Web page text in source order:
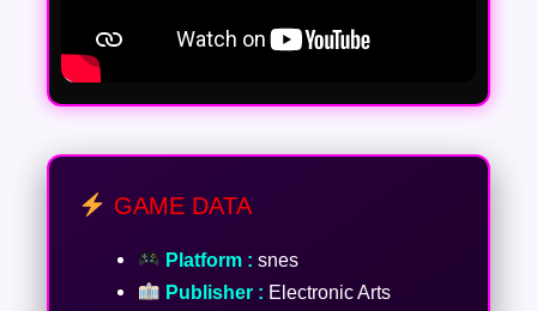
GAME DATA
Platform : snes
Publisher : Electronic Arts